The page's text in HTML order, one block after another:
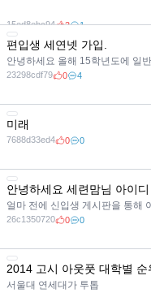
15ed8ebc94 3 1
편입생 세연넷 가입.
안녕하세요 올해 15학년도에 일
23298cdf79 0 4
미래
7688d33ed4 0 0
안녕하세요 세련맘님 아이
얼마 전에 신입생 게시판을 통해
26c1350720 0 0
2014 고시 아웃풋 대학별 순
서울대 연세대가 투톱